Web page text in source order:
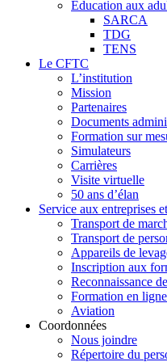
Éducation aux
SARCA
TDG
TENS
Le CFTC
L’institution
Mission
Partenaires
Documents
Formation sur
Simulateurs
Carrières
Visite virtuelle
50 ans d’élan
Service aux entreprises
Transport de
Transport de
Appareils de
Inscription aux
Reconnaissance
Formation en
Aviation
Coordonnées
Nous joindre
Répertoire du